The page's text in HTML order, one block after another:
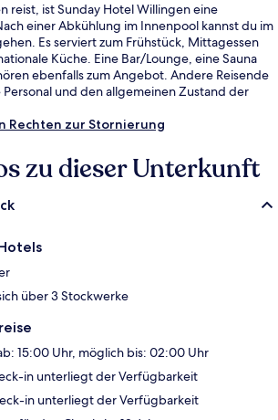
reist, ist Sunday Hotel Willingen eine
einer Abkühlung im Innenpool kannst du im
Es serviert zum Frühstück, Mittagessen
Küche. Eine Bar/Lounge, eine Sauna
ebenfalls zum Angebot. Andere Reisende
und den allgemeinen Zustand der
Rechten zur Stornierung
zu dieser Unterkunft
über 3 Stockwerke
15:00 Uhr, möglich bis: 02:00 Uhr
in unterliegt der Verfügbarkeit
in unterliegt der Verfügbarkeit